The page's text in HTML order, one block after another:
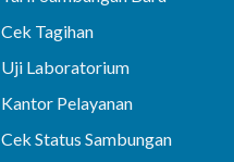
Cek Tagihan
Uji Laboratorium
Kantor Pelayanan
Cek Status Sambungan